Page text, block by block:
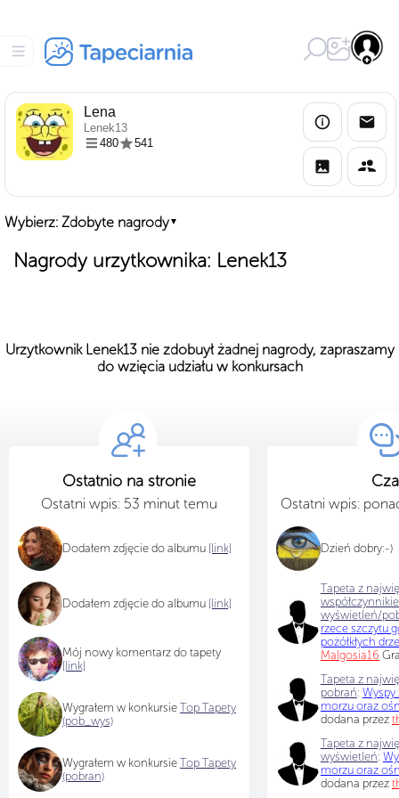
Lena
Lenek13
480
541
Wybierz: Zdobyte nagrody▼
Nagrody urzytkownika: Lenek13
Urzytkownik Lenek13 nie zdobuył żadnej nagrody, zapraszamy
do wzięcia udziału w konkursach
Ostatnio na stronie
Ostatni wpis: 53 minut temu
Dodałem zdjęcie do albumu [link]
Dodałem zdjęcie do albumu [link]
Mój nowy komentarz do tapety
[link]
Wygrałem w konkursie Top Tapety
(pob_wys)
Wygrałem w konkursie Top Tapety
(pobran)
Ostatni wpis:
Dzień dobry:-)
Tapeta z
wyświetleń/
rzece szczytu
pożółkłych
Malgosia16
Tapeta z
pobrań: Wyspy
morzu oraz
dodana przez
Tapeta z
wyświetleń:
morzu oraz
dodana przez